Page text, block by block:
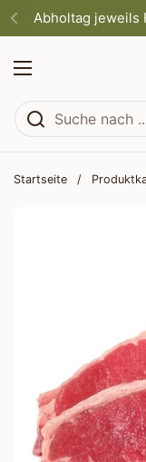
Zum Inhalt springen
Abholtag jeweils
Menü öffnen
Startseite /